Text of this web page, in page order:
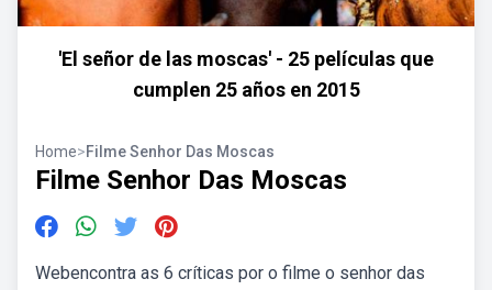
'El señor de las moscas' - 25 películas que
cumplen 25 años en 2015
Home>Filme Senhor Das Moscas
Filme Senhor Das Moscas
Webencontra as 6 críticas por o filme o senhor das